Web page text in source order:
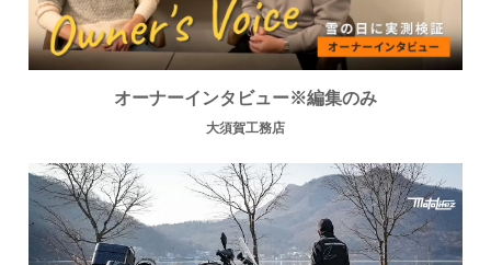
オーナーインタビュー※編集のみ
大須賀工務店